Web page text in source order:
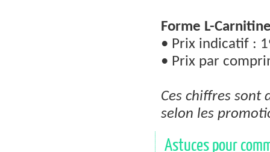
Forme L-
• Prix indicatif :
• Prix par
Ces chiffres sont
selon les
Astuces pour